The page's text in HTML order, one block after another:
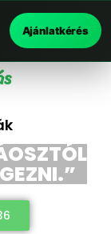
Ajánlatkérés